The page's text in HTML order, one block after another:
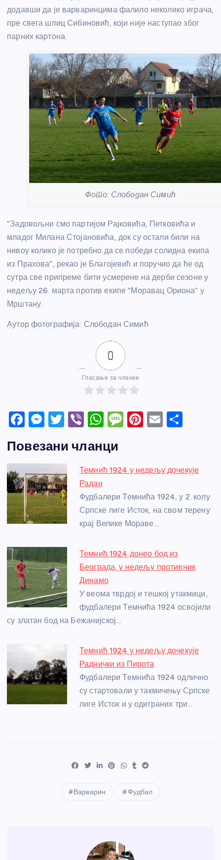
додавши да је варваринцима фалило неколико играча,
пре свега шпиц Сибиновић, који није наступао због
парних картона.
Фото: Слободан Симић
“Задовољни смо партијом Рајковића, Петковића и
младог Милана Стојановића, док су остали били на
нивоу колико је потребно да се победи солидна екипа
из Прахова”, рекао је Благојевић и поручио да ће од
сутра све припреме бити усмерене на дерби сезоне у
недељу 26. марта против екипе “Моравац Ориона” у
Мрштану.
Аутор фотографија: Слободан Симић
0
Гласање за чланке
F
c
e
b
o
o
k
M
ss
e
n
g
er
T
itt
er
Vi
er
W
at
s
p
p
M
a
e
Pi
e
E
e
Повезани чланци
Темнић 1924 у недељу дочекује
Радан
Фудбалери Темнића 1924, у 2. колу
Српске лиге Исток, на свом терену
крај Велике Мораве…
Темнић 1924 донео бод из
Београда, у недељу противник
Динамо
У веома тврдој и тешкој утакмици,
фудбалери Темнића 1924 освојили
су златан бод на Бежанијској…
Темнић 1924 у недељу дочекује
Раднички из Пирота
Фудбалери Темнића 1924 одлично
су стартовали у такмичењу Српске
лиге Исток и у одиграних три…
Варварин Фудбал